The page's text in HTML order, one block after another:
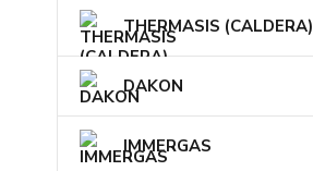
THERMASIS (CALDERA)
DAKON
IMMERGAS